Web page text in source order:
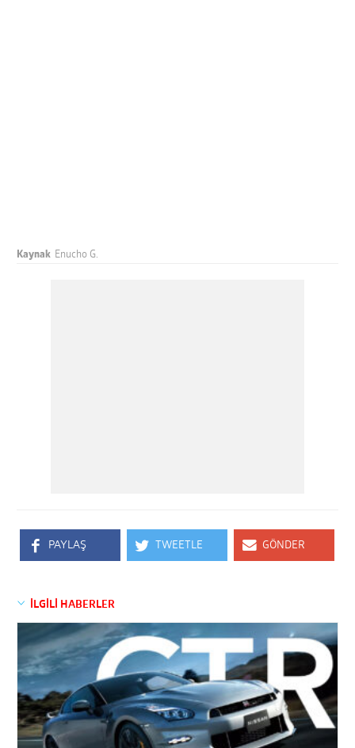
Kaynak Enucho G.
PAYLAŞ TWEETLE GÖNDER
İLGİLİ HABERLER